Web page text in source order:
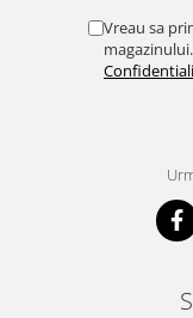
Incarcatoare cu fir si
Ceasuri smart -
Baterii externe -
Standuri PC si
Vreau sa